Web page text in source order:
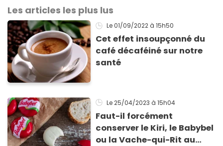
Les articles les plus lus
Le 01/09/2022 à 15h50
Cet effet insoupçonné du
café décaféiné sur notre
santé
Le 25/04/2023 à 15h04
Faut-il forcément
conserver le Kiri, le Babybel
ou la Vache-qui-Rit au